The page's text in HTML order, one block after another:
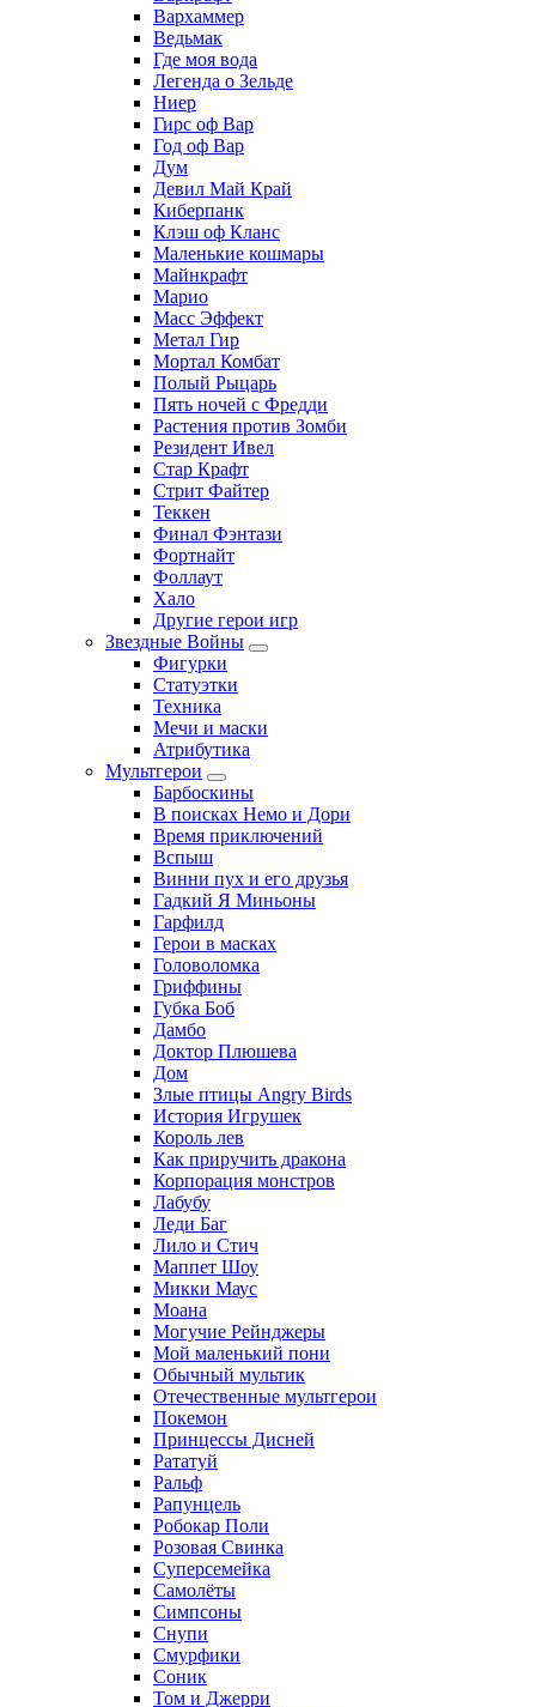
Вархаммер
Ведьмак
Где моя вода
Легенда о Зельде
Ниер
Гирс оф Вар
Год оф Вар
Дум
Девил Май Край
Киберпанк
Клэш оф Кланс
Маленькие кошмары
Майнкрафт
Марио
Масс Эффект
Метал Гир
Мортал Комбат
Полый Рыцарь
Пять ночей с Фредди
Растения против Зомби
Резидент Ивел
Стар Крафт
Стрит Файтер
Теккен
Финал Фэнтази
Фортнайт
Фоллаут
Хало
Другие герои игр
Звездные Войны
Фигурки
Статуэтки
Техника
Мечи и маски
Атрибутика
Мультгерои
Барбоскины
В поисках Немо и Дори
Время приключений
Вспыш
Винни пух и его друзья
Гадкий Я Миньоны
Гарфилд
Герои в масках
Головоломка
Гриффины
Губка Боб
Дамбо
Доктор Плюшева
Дом
Злые птицы Angry Birds
История Игрушек
Король лев
Как приручить дракона
Корпорация монстров
Лабубу
Леди Баг
Лило и Стич
Маппет Шоу
Микки Маус
Моана
Могучие Рейнджеры
Мой маленький пони
Обычный мультик
Отечественные мультгерои
Покемон
Принцессы Дисней
Рататуй
Ральф
Рапунцель
Робокар Поли
Розовая Свинка
Суперсемейка
Самолёты
Симпсоны
Снупи
Смурфики
Соник
Том и Джерри